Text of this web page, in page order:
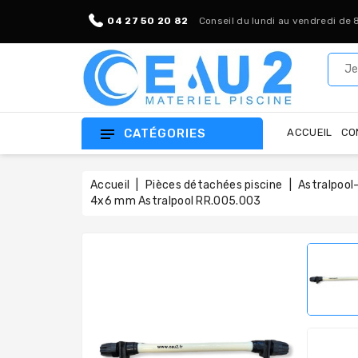
04 27 50 20 82 Conseil du lundi au vendredi de
CATÉGORIES ACCUEIL
Accueil Pièces détachées piscine
4x6 mm Astralpool RR.005.003